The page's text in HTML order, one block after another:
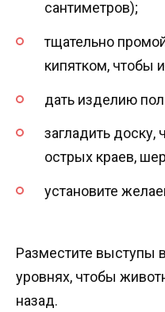
сантиметров);
тщательно
кипятком, чтобы
дать изделию
загладить
острых краев,
установите
Разместите выступы
уровнях, чтобы
назад.